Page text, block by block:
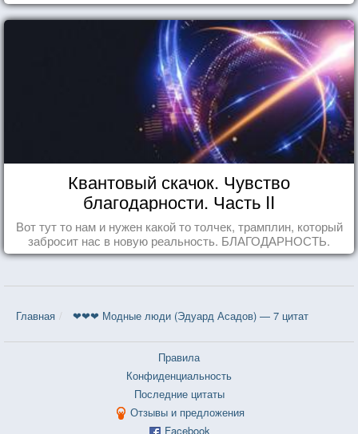
Квантовый скачок. Чувство
благодарности. Часть II
Вот тут то нам и нужен какой то толчек, трамплин, который
забросит нас в новую реальность. БЛАГОДАРНОСТЬ.
Главная ❤❤❤ Модные люди (Эдуард Асадов) — 7 цитат
Правила
Конфиденциальность
Последние цитаты
Отзывы и предложения
Facebook